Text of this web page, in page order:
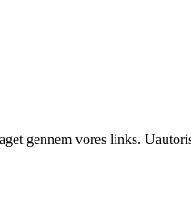
gennem vores links.